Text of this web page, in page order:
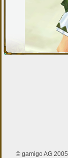
© gamigo AG